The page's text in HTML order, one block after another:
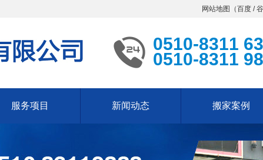
网站地图（百度 /
0510-8311
0510-8311
服务项目 新闻动态 搬家案例